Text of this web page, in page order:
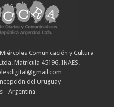
Comunicación y Cultura
Matrícula 45196. INAES.
del Uruguay
- Argentina